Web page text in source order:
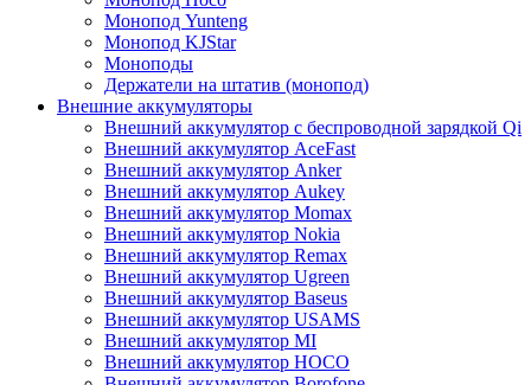
Монопод Yunteng
Монопод KJStar
Моноподы
Держатели на штатив (монопод)
Внешние аккумуляторы
Внешний аккумулятор с беспроводной зарядкой Qi
Внешний аккумулятор AceFast
Внешний аккумулятор Anker
Внешний аккумулятор Aukey
Внешний аккумулятор Momax
Внешний аккумулятор Nokia
Внешний аккумулятор Remax
Внешний аккумулятор Ugreen
Внешний аккумулятор Baseus
Внешний аккумулятор USAMS
Внешний аккумулятор MI
Внешний аккумулятор HOCO